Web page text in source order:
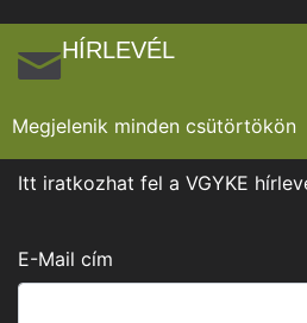
HÍRLEVÉL
Megjelenik minden csütörtökön
Itt iratkozhat fel a VGYKE
E-Mail cím